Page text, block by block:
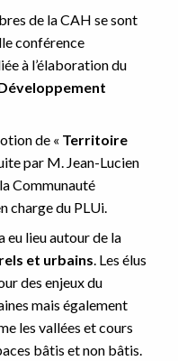
de la CAH se sont
conférence
à l’élaboration du
de « Territoire
par M. Jean-Lucien
Communauté
charge du PLUi.
eu lieu autour de la
et urbains. Les élus
des enjeux du
mais également
les vallées et cours
bâtis et non bâtis.